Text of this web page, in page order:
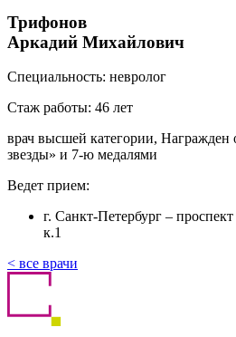
Трифонов
Аркадий Михайлович
Специальность: невролог
Стаж работы: 46 лет
врач высшей категории, Награжден
звезды» и 7-ю медалями
Ведет прием:
г. Санкт-Петербург –
к.1
< все врачи